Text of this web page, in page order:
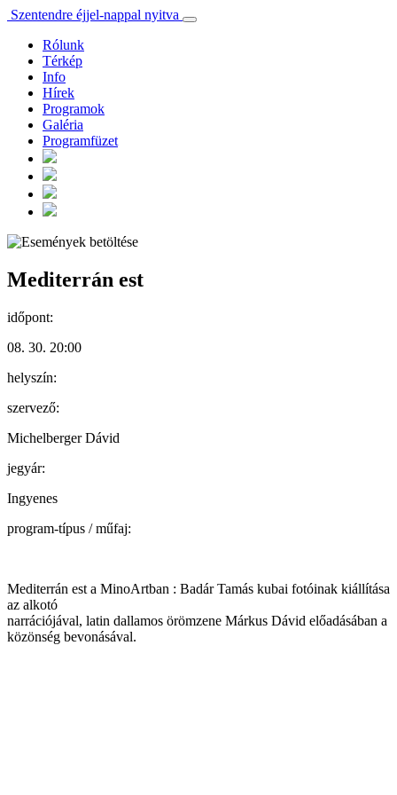
Szentendre éjjel-nappal nyitva
Rólunk
Térkép
Info
Hírek
Programok
Galéria
Programfüzet
Mediterrán est
időpont:
08. 30. 20:00
helyszín:
szervező:
Michelberger Dávid
jegyár:
Ingyenes
program-típus / műfaj:
Mediterrán est a MinoArtban : Badár Tamás kubai fotóinak kiállítása
az alkotó
narrációjával, latin dallamos örömzene Márkus Dávid előadásában a
közönség bevonásával.